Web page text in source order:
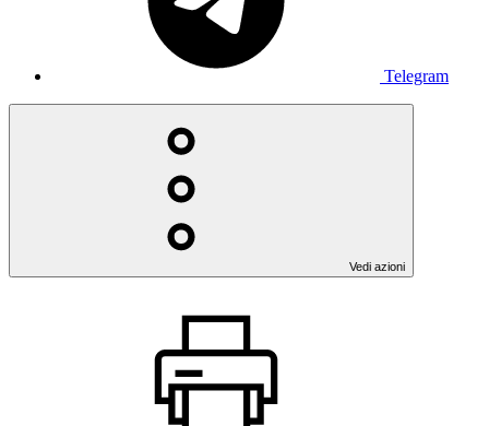
Telegram
Vedi azioni